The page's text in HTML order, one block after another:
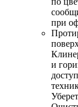
при
и